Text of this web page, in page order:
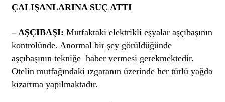
ÇALIŞANLARINA SUÇ ATTI
– AŞÇIBAŞI: Mutfaktaki elektrikli eşyalar aşçıbaşının
kontrolünde. Anormal bir şey görüldüğünde
aşçıbaşının tekniğe haber vermesi gerekmektedir.
Otelin mutfağındaki ızgaranın üzerinde her türlü yağda
kızartma yapılmaktadır.